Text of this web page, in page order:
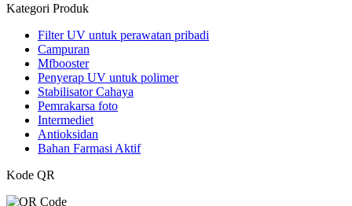
Kategori Produk
Filter UV untuk perawatan pribadi
Campuran
Mfbooster
Penyerap UV untuk polimer
Stabilisator Cahaya
Pemrakarsa foto
Intermediet
Antioksidan
Bahan Farmasi Aktif
Kode QR